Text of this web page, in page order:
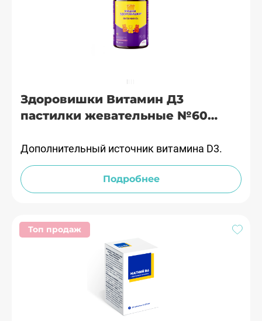
Здоровишки Витамин Д3
пастилки жевательные №60
Дополнительный источник витамина D3.
Подробнее
Топ продаж